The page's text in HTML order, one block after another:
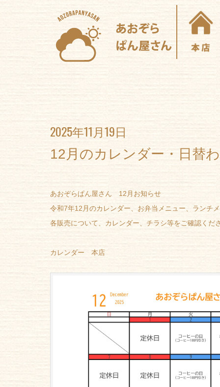
2025年11月19日
12月のカレンダー・日替
あおぞらぱん屋さん 12月お知らせ
令和7年12月のカレンダー、お弁当メニュー、ランチ
各販売について、カレンダー、チラシ等をご確認くだ
カレンダー 本店